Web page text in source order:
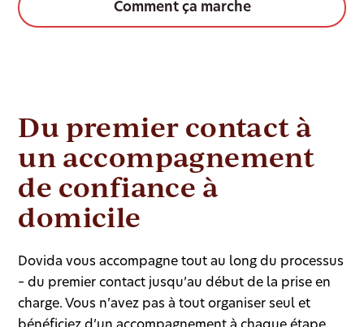
Comment ça marche
Du premier contact à
un accompagnement
de confiance à
domicile
Dovida vous accompagne tout au long du processus
– du premier contact jusqu’au début de la prise en
charge. Vous n’avez pas à tout organiser seul et